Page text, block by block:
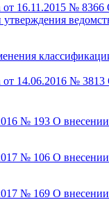
16.11.2015 №
14.06.2016 №
№ 193 О
№ 106 О
№ 169 О